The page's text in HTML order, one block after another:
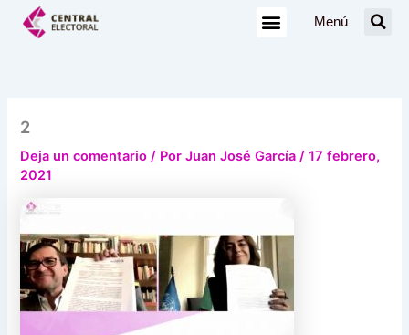
Menú
2
Deja un comentario / PorJuan José García/17 febrero,
2021